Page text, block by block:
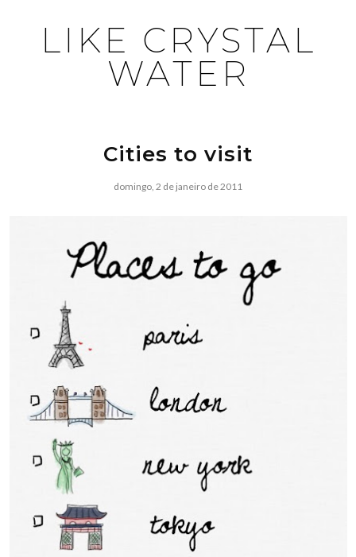
LIKE CRYSTAL
WATER
Cities to visit
domingo, 2 de janeiro de 2011